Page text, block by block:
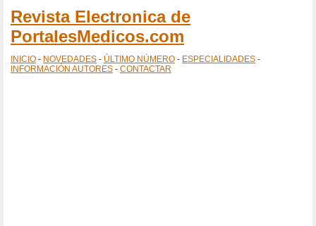
Revista Electronica de
PortalesMedicos.com
INICIO - NOVEDADES - ÚLTIMO NÚMERO - ESPECIALIDADES -
INFORMACIÓN AUTORES - CONTACTAR